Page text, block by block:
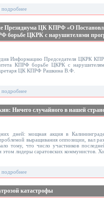
подробнее
Президиума ЦК КПРФ «О
борьбе ЦКРК с нарушителями
Информацию Председателя ЦКРК
КПРФ борьбе ЦКРК с
ЦК КПРФ Рашкина В.Ф.
подробнее
Ничего случайного в нашей
дней: мощная акция в
выращивания оппозиции, вал
тому, что число участников
лидеры саратовских коммунистов.
подробнее
катастрофы